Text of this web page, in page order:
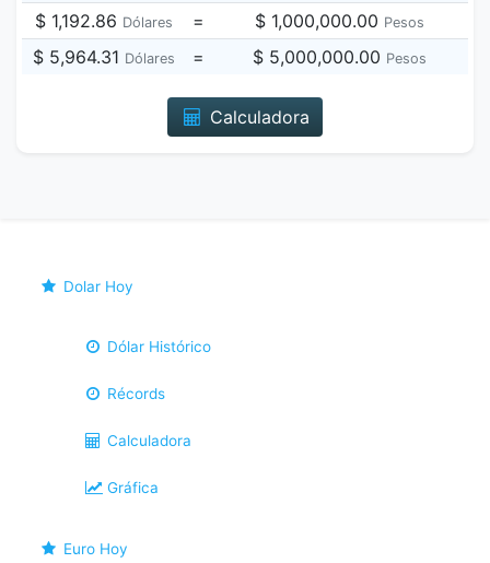
$ 1,192.86 Dólares = $ 1,000,000.00 Pesos
$ 5,964.31 Dólares = $ 5,000,000.00 Pesos
Calculadora
Dolar Hoy
Dólar Histórico
Récords
Calculadora
Gráfica
Euro Hoy